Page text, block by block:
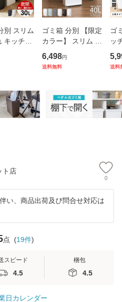
別 スリム
キッチン
縦型 大容
ゴン 30
ュ ごみ箱
ゴミ箱 分別 【限定
カラー】 スリム 縦
型 2段 おしゃれ キ
ッチン ふた付き 2
ス リビング ペダル
6,498円
送料無料
ゴ
ッ
カ
ム
大
ゴ
送料
ト店
0
い、商品出荷及び問合せ対応は
点 (19件)
スピード
4.5
梱包
4.5
日カレンダー